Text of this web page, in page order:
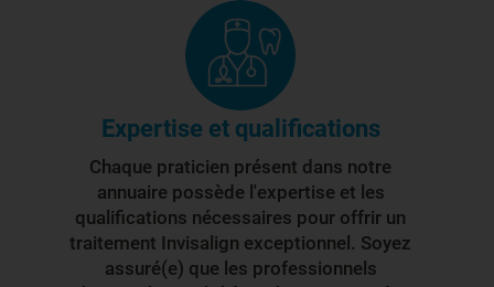
Expertise et qualifications
Chaque praticien présent dans notre
annuaire possède l'expertise et les
qualifications nécessaires pour offrir un
traitement Invisalign exceptionnel. Soyez
assuré(e) que les professionnels